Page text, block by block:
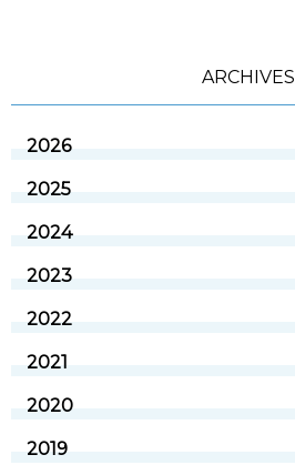
ARCHIVES
2026
2025
2024
2023
2022
2021
2020
2019